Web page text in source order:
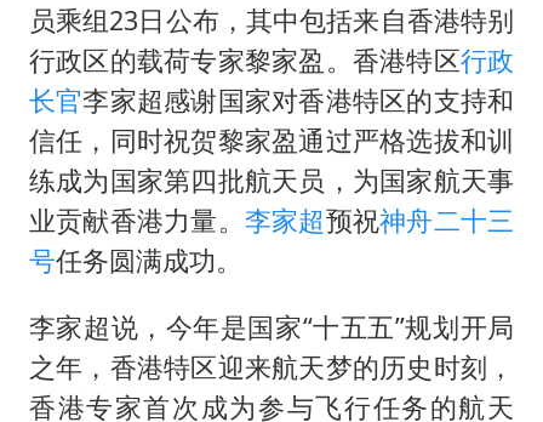
香港刷新1884年以来最高气温纪录
美将每月供乌爱国者拦截导弹
国足U17与阿森纳决赛取消 并列冠军
暑期研学游升温 在旅途中增长知识
猫咪过火把节被抹成黑猫
暴雨预报为何有时感觉不准
总书记点赞的非遗苗绣焕发新生机
员乘组23日公布，其中包括来自香港特别
行政区的载荷专家黎家盈。香港特区行政
长官李家超感谢国家对香港特区的支持和
信任，同时祝贺黎家盈通过严格选拔和训
练成为国家第四批航天员，为国家航天事
业贡献香港力量。 李家超预祝神舟二十三
号任务圆满成功。
李家超说，今年是国家“十五五”规划开局
之年，香港特区迎来航天梦的历史时刻，
香港专家首次成为参与飞行任务的航天